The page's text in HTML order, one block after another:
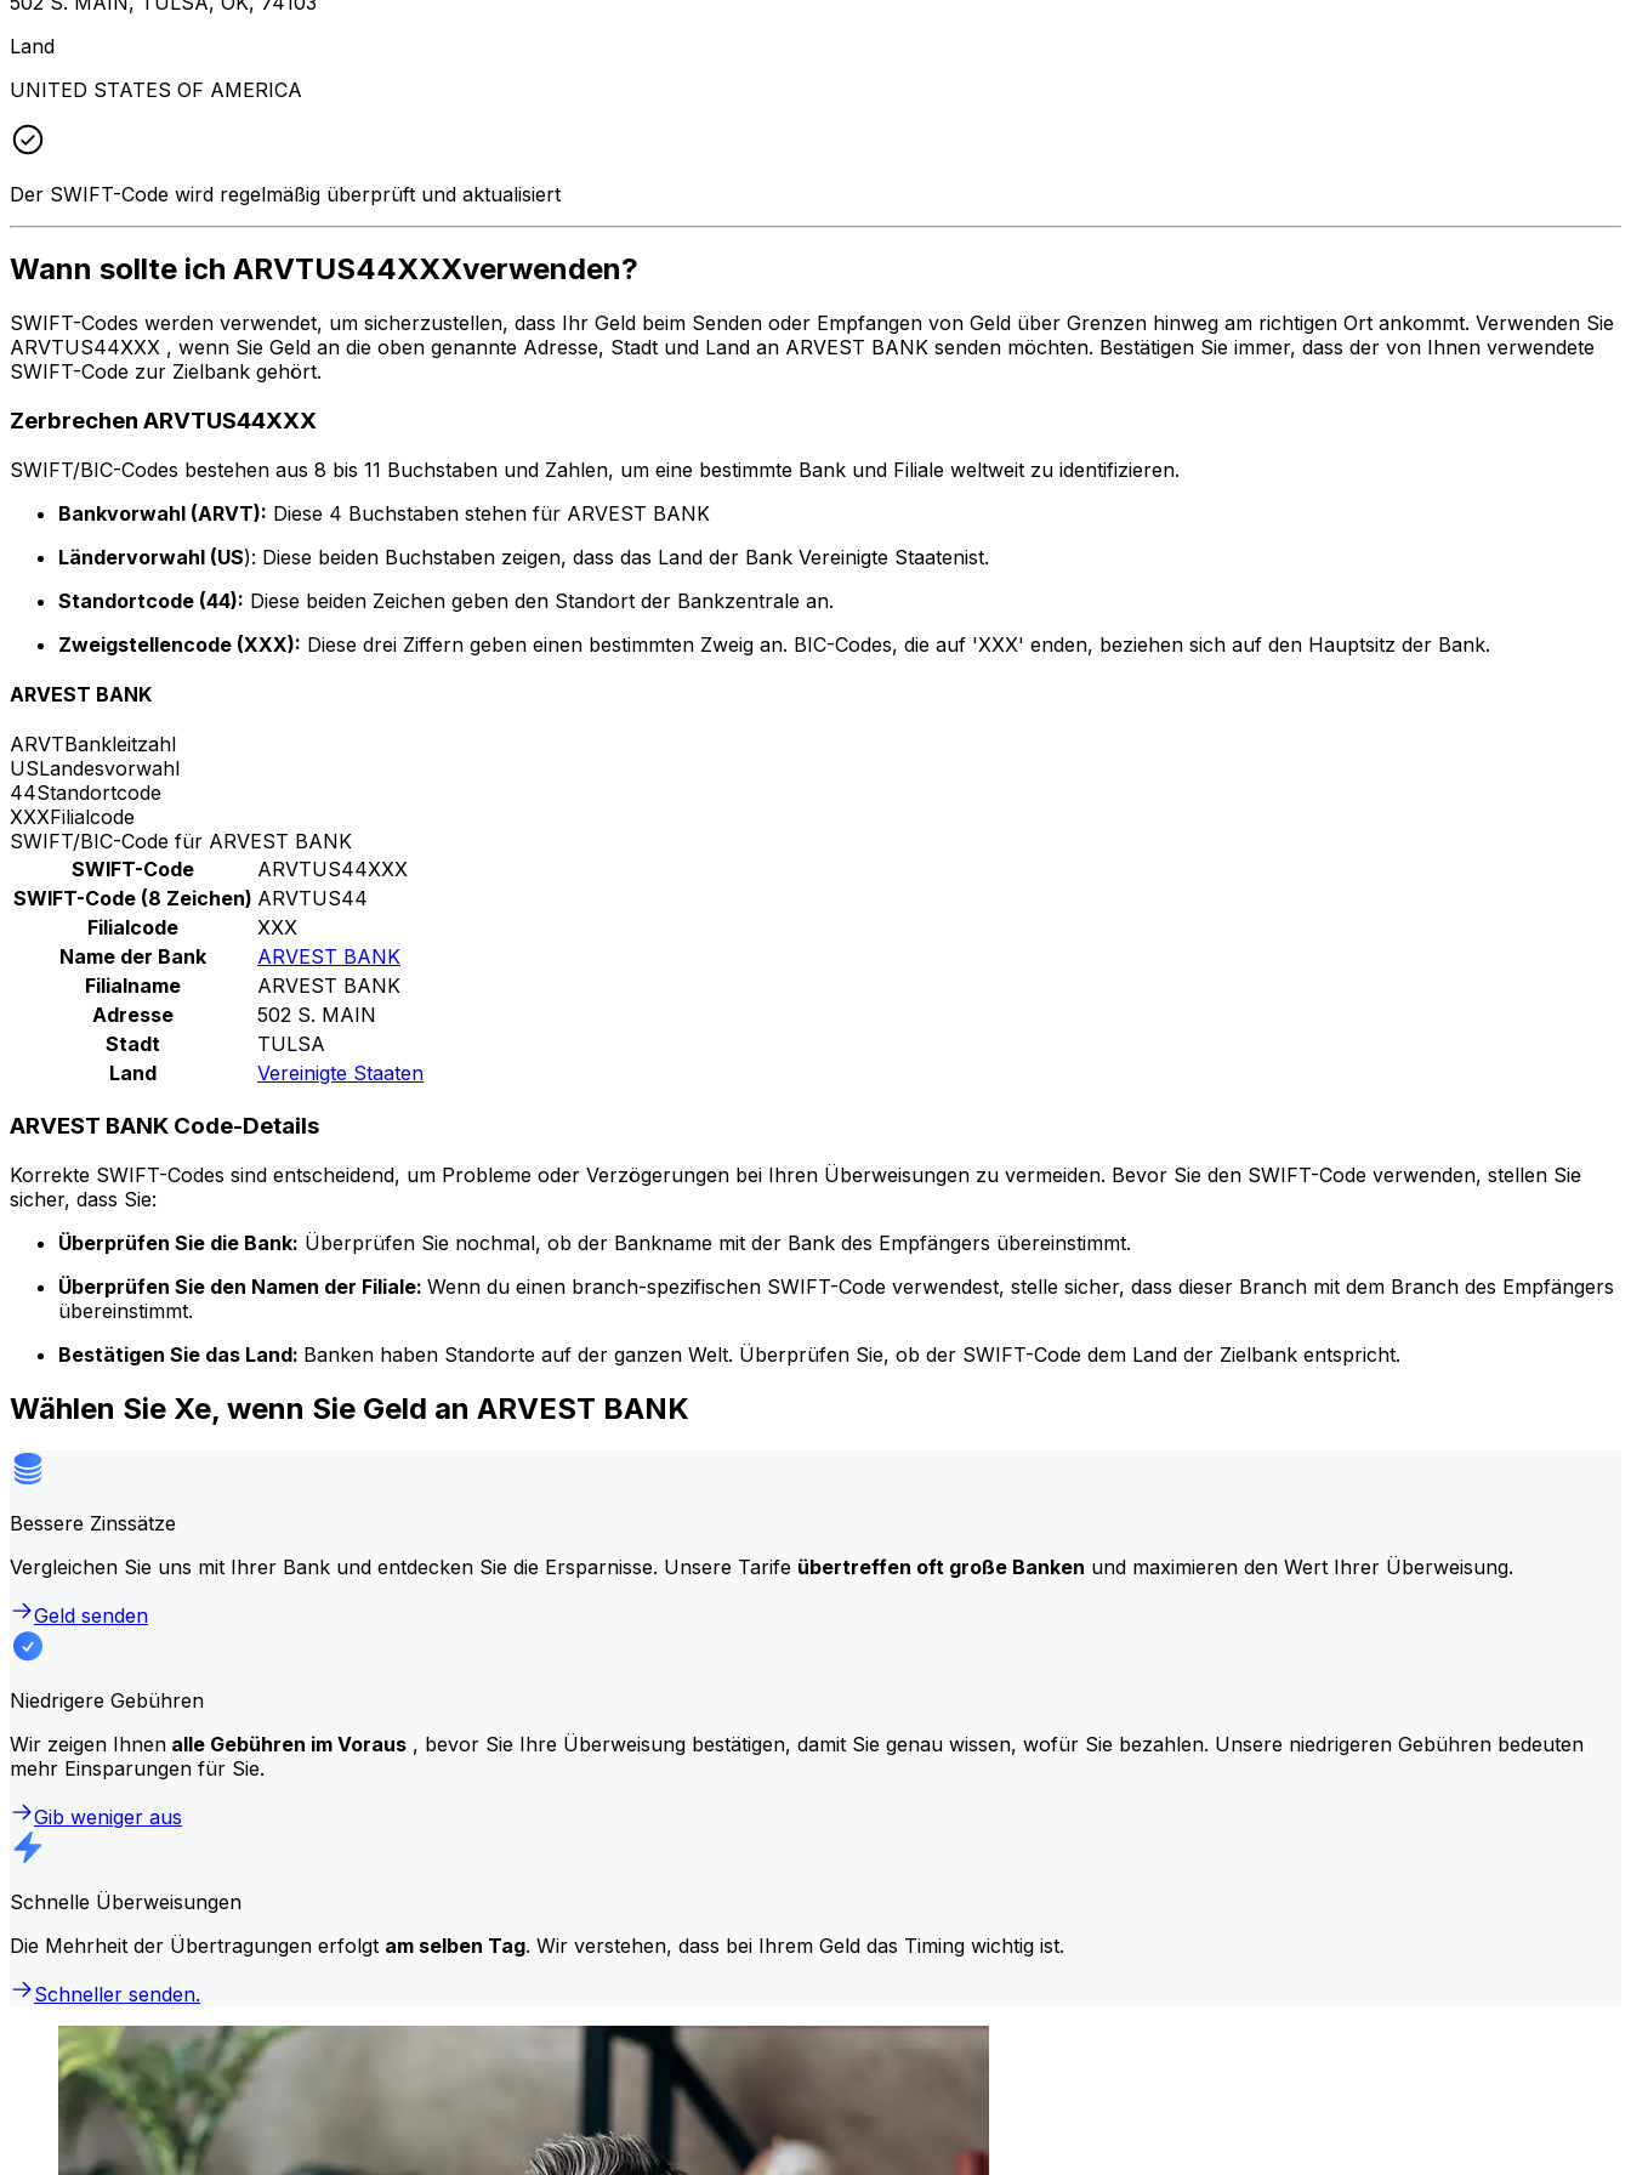
Land
UNITED STATES OF AMERICA
Der SWIFT-Code wird regelmäßig überprüft und aktualisiert
Wann sollte ich ARVTUS44XXXverwenden?
SWIFT-Codes werden verwendet, um sicherzustellen, dass Ihr Geld beim Senden oder Empfangen von Geld über Grenzen hinweg am richtigen Ort ankommt. Verwenden Sie
ARVTUS44XXX , wenn Sie Geld an die oben genannte Adresse, Stadt und Land an ARVEST BANK senden möchten. Bestätigen Sie immer, dass der von Ihnen verwendete
SWIFT-Code zur Zielbank gehört.
Zerbrechen ARVTUS44XXX
SWIFT/BIC-Codes bestehen aus 8 bis 11 Buchstaben und Zahlen, um eine bestimmte Bank und Filiale weltweit zu identifizieren.
Bankvorwahl (ARVT): Diese 4 Buchstaben stehen für ARVEST BANK
Ländervorwahl (US): Diese beiden Buchstaben zeigen, dass das Land der Bank Vereinigte Staatenist.
Standortcode (44): Diese beiden Zeichen geben den Standort der Bankzentrale an.
Zweigstellencode (XXX): Diese drei Ziffern geben einen bestimmten Zweig an. BIC-Codes, die auf 'XXX' enden, beziehen sich auf den Hauptsitz der Bank.
ARVEST BANK
ARVTBankleitzahl
USLandesvorwahl
44Standortcode
XXXFilialcode
SWIFT/BIC-Code für ARVEST BANK
SWIFT-Code
ARVTUS44XXX
SWIFT-Code (8 Zeichen) ARVTUS44
Filialcode
XXX
Name der Bank
ARVEST BANK
Filialname
ARVEST BANK
Adresse
502 S. MAIN
Stadt
TULSA
Land
Vereinigte Staaten
ARVEST BANK Code-Details
Korrekte SWIFT-Codes sind entscheidend, um Probleme oder Verzögerungen bei Ihren Überweisungen zu vermeiden. Bevor Sie den SWIFT-Code verwenden, stellen Sie
sicher, dass Sie:
Überprüfen Sie die Bank: Überprüfen Sie nochmal, ob der Bankname mit der Bank des Empfängers übereinstimmt.
Überprüfen Sie den Namen der Filiale: Wenn du einen branch-spezifischen SWIFT-Code verwendest, stelle sicher, dass dieser Branch mit dem Branch des Empfängers
übereinstimmt.
Bestätigen Sie das Land: Banken haben Standorte auf der ganzen Welt. Überprüfen Sie, ob der SWIFT-Code dem Land der Zielbank entspricht.
Wählen Sie Xe, wenn Sie Geld an ARVEST BANK
Bessere Zinssätze
Vergleichen Sie uns mit Ihrer Bank und entdecken Sie die Ersparnisse. Unsere Tarife übertreffen oft große Banken und maximieren den Wert Ihrer Überweisung.
Geld senden
Niedrigere Gebühren
Wir zeigen Ihnen alle Gebühren im Voraus , bevor Sie Ihre Überweisung bestätigen, damit Sie genau wissen, wofür Sie bezahlen. Unsere niedrigeren Gebühren bedeuten
mehr Einsparungen für Sie.
Gib weniger aus
Schnelle Überweisungen
Die Mehrheit der Übertragungen erfolgt am selben Tag. Wir verstehen, dass bei Ihrem Geld das Timing wichtig ist.
Schneller senden.